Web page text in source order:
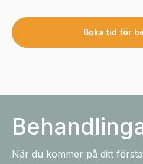
Boka tid för
När du kommer på ditt